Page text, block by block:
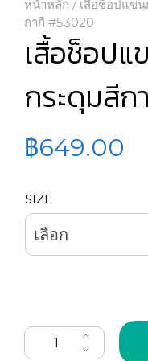
หน้าหลัก / เสื้อช็อปแขน
กากี #53020
เสื้อช็อปแ
กระดุมสี
฿649.00
SIZE
เลือก
จำนวน เสื้อช็อปแขนยาวแ